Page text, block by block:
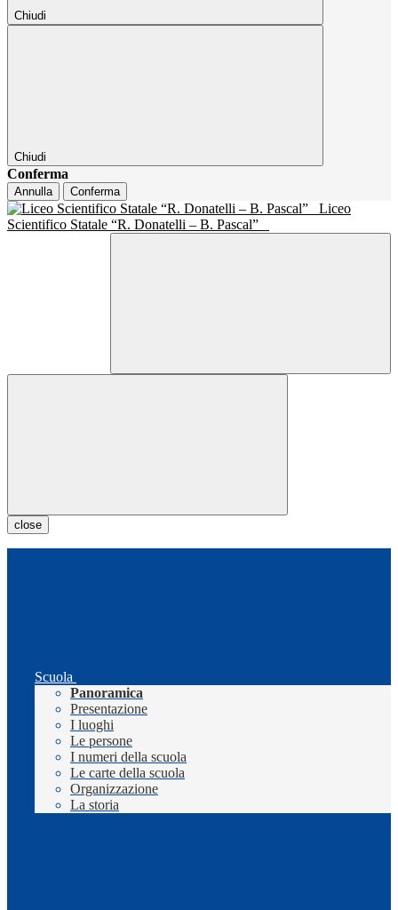
Chiudi
Chiudi
Conferma
Annulla Conferma
Liceo
Scientifico Statale “R. Donatelli – B. Pascal”
close
Scuola
Panoramica
Presentazione
I luoghi
Le persone
I numeri della scuola
Le carte della scuola
Organizzazione
La storia